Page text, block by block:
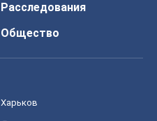
Расследования
Общество
Харьков